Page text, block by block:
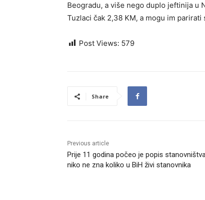
Beogradu, a više nego duplo jeftinija u
Tuzlaci čak 2,38 KM, a mogu im
Post Views: 579
Share
Previous article
Prije 11 godina počeo je popis
niko ne zna koliko u BiH živi stanovnika